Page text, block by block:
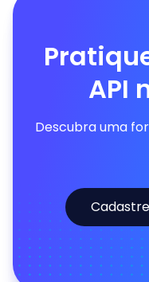
API
Descubra uma